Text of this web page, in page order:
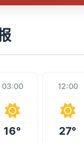
03:00
16°
12:00
27°